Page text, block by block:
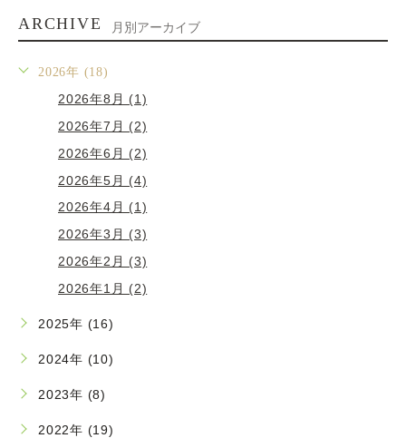
ARCHIVE 月別アーカイブ
2026年 (18)
2026年8月 (1)
2026年7月 (2)
2026年6月 (2)
2026年5月 (4)
2026年4月 (1)
2026年3月 (3)
2026年2月 (3)
2026年1月 (2)
2025年 (16)
2024年 (10)
2023年 (8)
2022年 (19)